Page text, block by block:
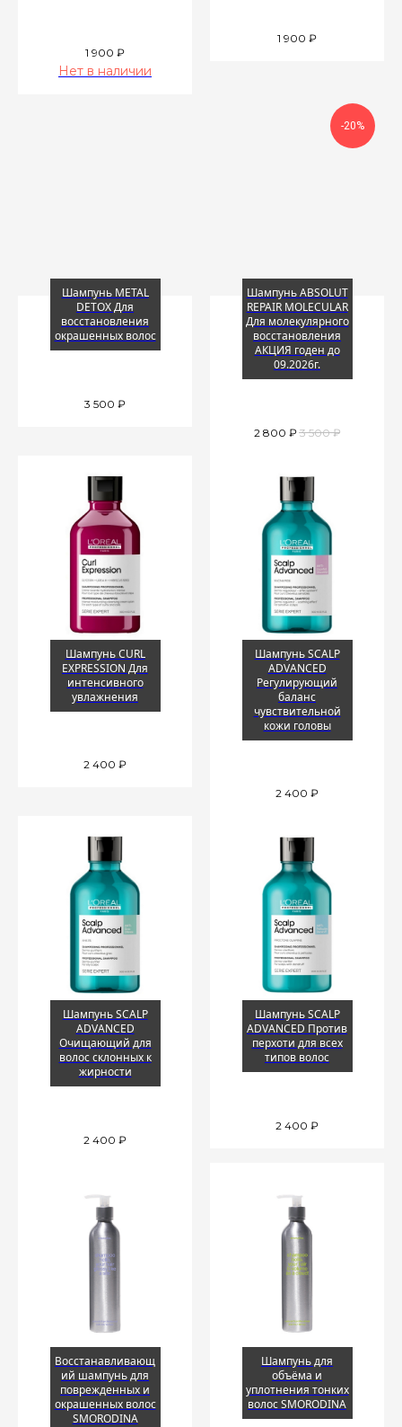
1 900 ₽
Нет в наличии
1 900 ₽
Шампунь METAL
DETOX Для
восстановления
окрашенных волос
3 500 ₽
-20%
Шампунь ABSOLUT
REPAIR MOLECULAR
Для молекулярного
восстановления
АКЦИЯ годен до
09.2026г.
2 800 ₽ 3 500 ₽
Шампунь CURL
EXPRESSION Для
интенсивного
увлажнения
2 400 ₽
Шампунь SCALP
ADVANCED
Регулирующий
баланс
чувствительной
кожи головы
2 400 ₽
Шампунь SCALP
ADVANCED
Очищающий для
волос склонных к
жирности
2 400 ₽
Шампунь SCALP
ADVANCED Против
перхоти для всех
типов волос
2 400 ₽
Восстанавливающ
ий шампунь для
поврежденных и
окрашенных волос
SMORODINA
Шампунь для
объёма и
уплотнения тонких
волос SMORODINA